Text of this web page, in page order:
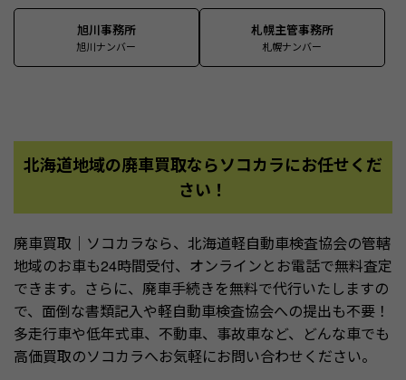
旭川事務所
旭川ナンバー
札幌主管事務所
札幌ナンバー
北海道地域の廃車買取ならソコカラにお任せくだ
さい！
廃車買取｜ソコカラなら、北海道軽自動車検査協会の管轄
地域のお車も24時間受付、オンラインとお電話で無料査定
できます。さらに、廃車手続きを無料で代行いたしますの
で、面倒な書類記入や軽自動車検査協会への提出も不要！
多走行車や低年式車、不動車、事故車など、どんな車でも
高価買取のソコカラへお気軽にお問い合わせください。